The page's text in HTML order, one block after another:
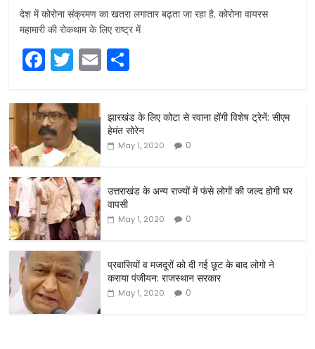
देश में कोरोना संक्रमण का खतरा लगातार बढ़ता जा रहा है. कोरोना वायरस
महामारी की रोकथाम के लिए राष्ट्र में
F
c
e
b
o
o
k
T
itt
er
E
ar
e
झारखंड के लिए कोटा से रवाना होंगी विशेष ट्रेनें: सीएम
हेमंत सोरेन
May 1, 2020 0
उत्तराखंड के अन्य राज्यों में फंसे लोगों की जल्द होगी घर
वापसी
May 1, 2020 0
प्रवासियों व मजदूरों को दी गई छूट के बाद लोगो ने
कराया पंजीयन: राजस्थान सरकार
May 1, 2020 0